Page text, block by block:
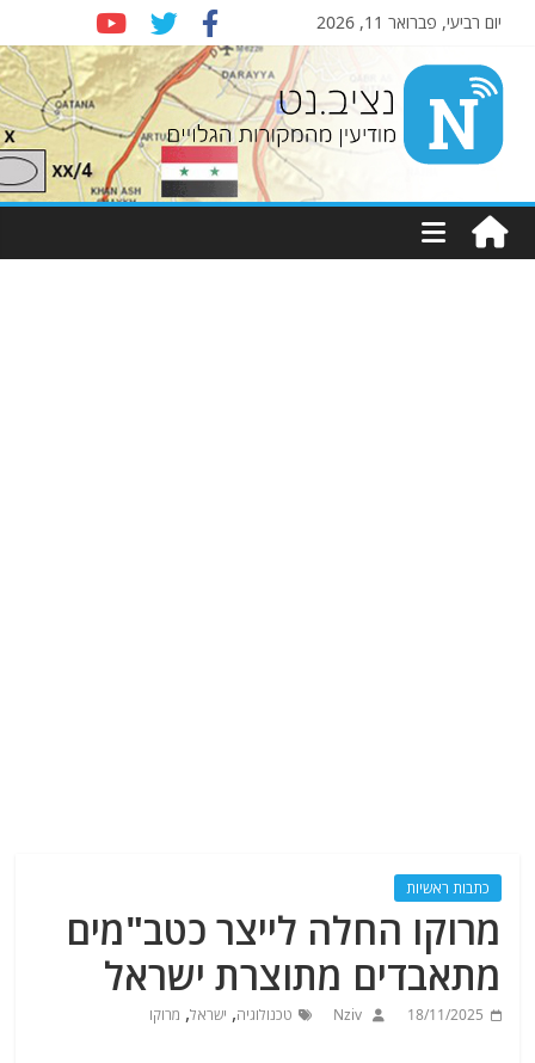
יום רביעי, פברואר 11, 2026
Nziv.net
מודיעין
מהמקורות
כתבות ראשיות
מרוקו החלה לייצר כטב"מים
מתאבדים מתוצרת ישראל
18/11/2025
Nziv טכנולוגיה, ישראל, מרוקו